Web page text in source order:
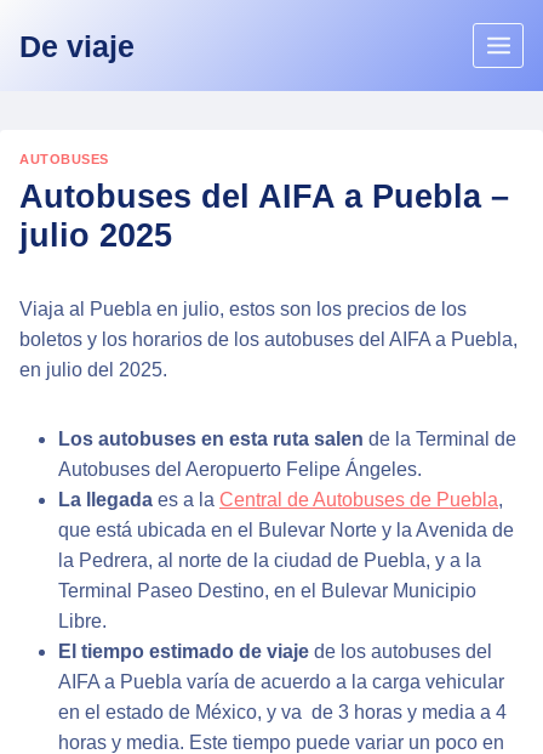
De viaje
AUTOBUSES
Autobuses del AIFA a Puebla –
julio 2025
Viaja al Puebla en julio, estos son los precios de los
boletos y los horarios de los autobuses del AIFA a Puebla,
en julio del 2025.
Los autobuses en esta ruta salen de la Terminal de
Autobuses del Aeropuerto Felipe Ángeles.
La llegada es a la Central de Autobuses de Puebla,
que está ubicada en el Bulevar Norte y la Avenida de
la Pedrera, al norte de la ciudad de Puebla, y a la
Terminal Paseo Destino, en el Bulevar Municipio
Libre.
El tiempo estimado de viaje de los autobuses del
AIFA a Puebla varía de acuerdo a la carga vehicular
en el estado de México, y va de 3 horas y media a 4
horas y media. Este tiempo puede variar un poco en